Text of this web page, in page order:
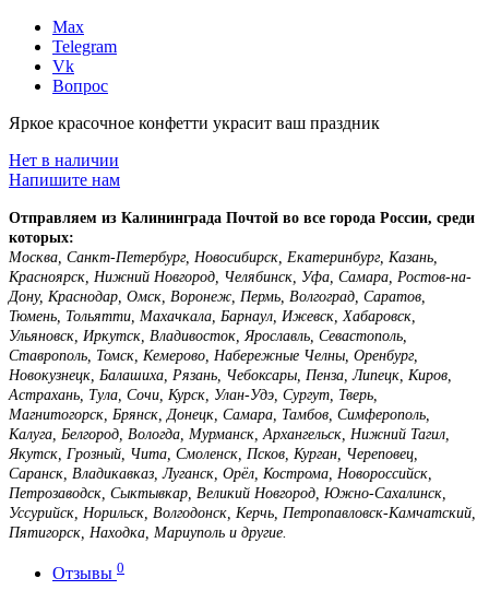
Max
Telegram
Vk
Вопрос
Яркое красочное конфетти украсит ваш праздник
Нет в наличии
Напишите нам
Отправляем из Калининграда Почтой во все города России, среди
которых:
Москва, Санкт-Петербург, Новосибирск, Екатеринбург, Казань,
Красноярск, Нижний Новгород, Челябинск, Уфа, Самара, Ростов-на-
Дону, Краснодар, Омск, Воронеж, Пермь, Волгоград, Саратов,
Тюмень, Тольятти, Махачкала, Барнаул, Ижевск, Хабаровск,
Ульяновск, Иркутск, Владивосток, Ярославль, Севастополь,
Ставрополь, Томск, Кемерово, Набережные Челны, Оренбург,
Новокузнецк, Балашиха, Рязань, Чебоксары, Пенза, Липецк, Киров,
Астрахань, Тула, Сочи, Курск, Улан-Удэ, Сургут, Тверь,
Магнитогорск, Брянск, Донецк, Самара, Тамбов, Симферополь,
Калуга, Белгород, Вологда, Мурманск, Архангельск, Нижний Тагил,
Якутск, Грозный, Чита, Смоленск, Псков, Курган, Череповец,
Саранск, Владикавказ, Луганск, Орёл, Кострома, Новороссийск,
Петрозаводск, Сыктывкар, Великий Новгород, Южно-Сахалинск,
Уссурийск, Норильск, Волгодонск, Керчь, Петропавловск-Камчатский,
Пятигорск, Находка, Мариуполь и другие.
Отзывы 0